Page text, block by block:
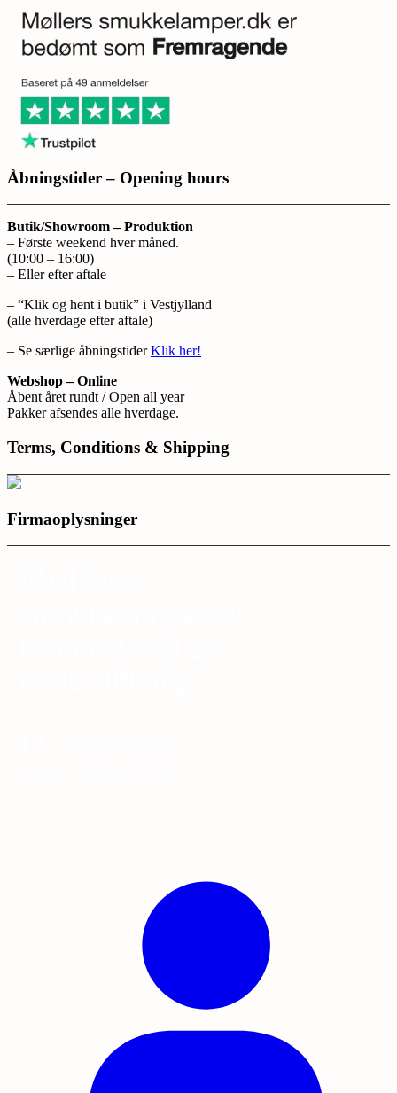
Åbningstider – Opening hours
Butik/Showroom – Produktion
– Første weekend hver måned.
(10:00 – 16:00)
– Eller efter aftale
– “Klik og hent i butik” i Vestjylland
(alle hverdage efter aftale)
– Se særlige åbningstiderKlik her!
Webshop – Online
Åbent året rundt / Open all year
Pakker afsendes alle hverdage.
Terms, Conditions & Shipping
Firmaoplysninger